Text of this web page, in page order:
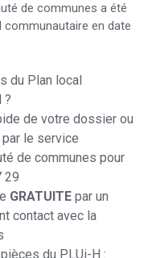
de communes a été
communautaire en date
du Plan local
?
de votre dossier ou
par le service
de communes pour
29
GRATUITE par un
contact avec la
du PLUi-H :